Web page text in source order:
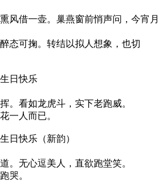
风借一壶。巢燕窗前悄声问，今宵月
态可掬。转结以拟人想象，也切
日快乐
。看如龙虎斗，实下老跑威。
一人而已。
日快乐（新韵）
。无心逗美人，直欲跑堂笑。
哭。